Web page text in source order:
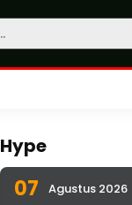
Hype
07 Agustus 2026